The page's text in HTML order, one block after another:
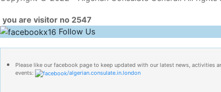
you are visitor no 2547
Follow Us
Please like our facebook page to keep updated with our latest news, activities
events:
/algerian.consulate.in.london